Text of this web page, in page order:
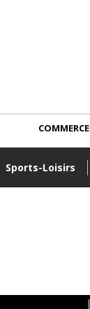
Sports-Loisirs